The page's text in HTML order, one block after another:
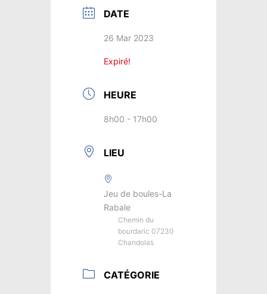
DATE
26 Mar 2023
Expiré!
HEURE
8h00 - 17h00
LIEU
Jeu de boules-La
Rabale
Chemin du
bourdaric 07230
Chandolas
CATÉGORIE